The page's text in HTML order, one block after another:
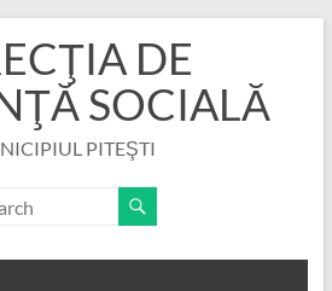
DE
SOCIALĂ
PITEŞTI